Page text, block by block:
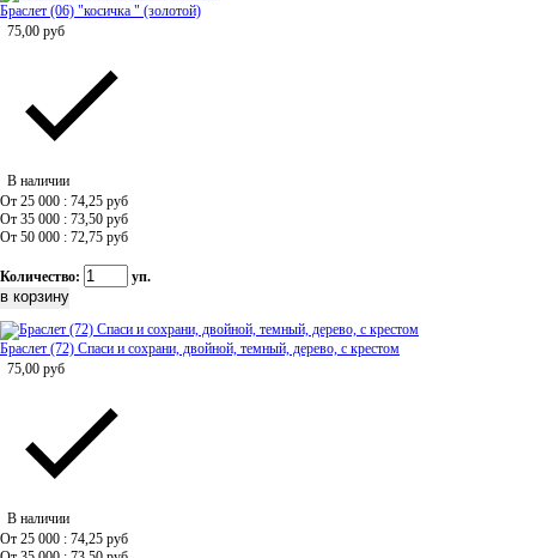
Браслет (06) "косичка " (золотой)
75,00 руб
В наличии
От 25 000 : 74,25 руб
От 35 000 : 73,50 руб
От 50 000 : 72,75 руб
Количество: уп.
Браслет (72) Спаси и сохрани, двойной, темный, дерево, с крестом
75,00 руб
В наличии
От 25 000 : 74,25 руб